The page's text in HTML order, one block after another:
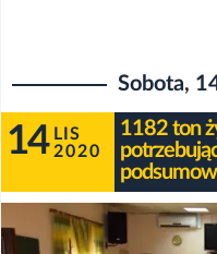
Sobota,
14 LIS
2020
1182 ton